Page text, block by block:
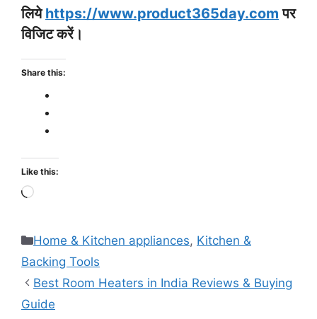
लियेhttps://www.product365day.com पर
विजिट करें।
Share this:
Like this:
Loading…
Categories
Home & Kitchen appliances, Kitchen &
Backing Tools
Best Room Heaters in India Reviews & Buying
Guide